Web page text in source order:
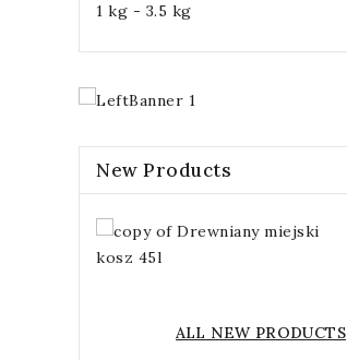
1 kg - 3.5 kg
New Products
ALL NEW PRODUCTS